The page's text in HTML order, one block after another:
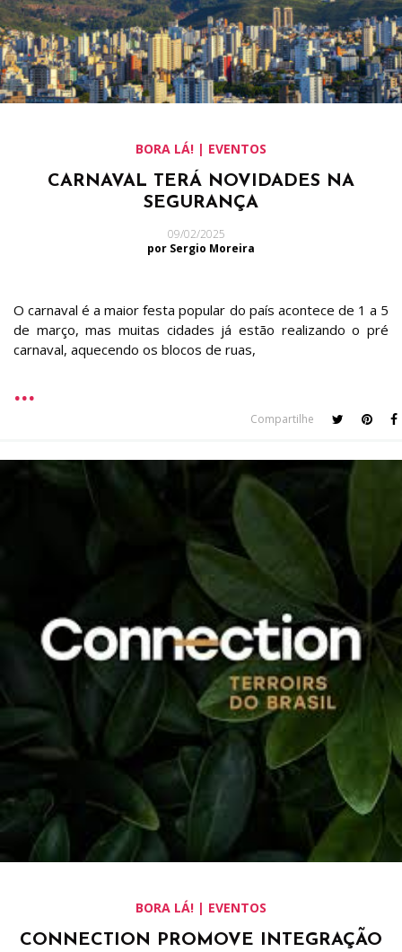
BORA LÁ! | EVENTOS
CARNAVAL TERÁ NOVIDADES NA
SEGURANÇA
09/02/2025
por Sergio Moreira
O carnaval é a maior festa popular do país acontece de 1 a 5
de março, mas muitas cidades já estão realizando o pré
carnaval, aquecendo os blocos de ruas,
Compartilhe
BORA LÁ! | EVENTOS
CONNECTION PROMOVE INTEGRAÇÃO